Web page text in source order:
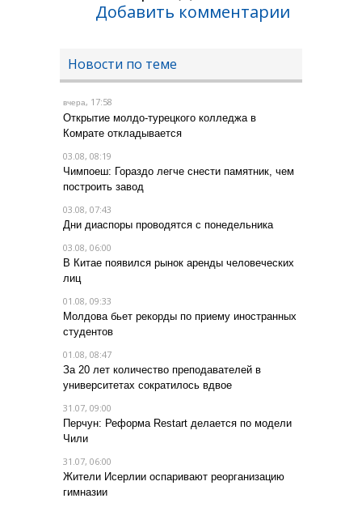
Добавить комментарии
Новости по теме
вчера, 17:58
Открытие молдо-турецкого колледжа в
Комрате откладывается
03.08, 08:19
Чимпоеш: Гораздо легче снести памятник, чем
построить завод
03.08, 07:43
Дни диаспоры проводятся с понедельника
03.08, 06:00
В Китае появился рынок аренды человеческих
лиц
01.08, 09:33
Молдова бьет рекорды по приему иностранных
студентов
01.08, 08:47
За 20 лет количество преподавателей в
университетах сократилось вдвое
31.07, 09:00
Перчун: Реформа Restart делается по модели
Чили
31.07, 06:00
Жители Исерлии оспаривают реорганизацию
гимназии